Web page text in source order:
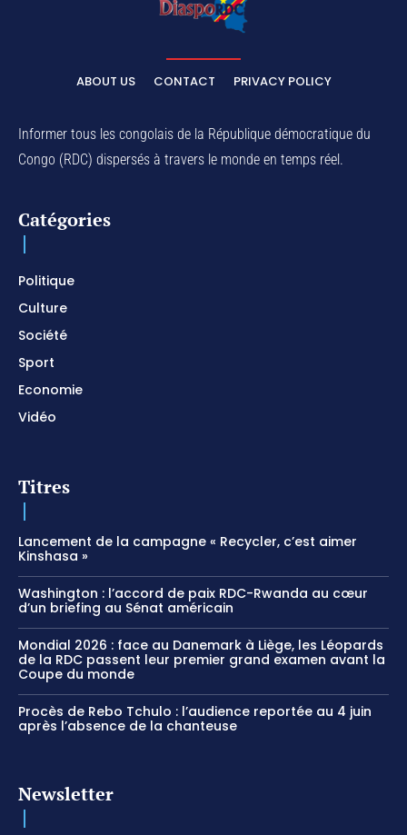
1H d'Adoration / Instrumental
Na Belema Na Yo / Instrumental
Worship Instrumental
01:17:32
Instrumental / Prayer and Devotional /
Piano pour prier
01:22:49
I SURRENDER / Soaking Worship
ABOUT US CONTACT PRIVACY POLICY
Informer tous les congolais de la République démocratique du
Congo (RDC) dispersés à travers le monde en temps réel.
Catégories
Politique
Culture
Société
Sport
Economie
Vidéo
Titres
Lancement de la campagne « Recycler, c’est aimer
Kinshasa »
Washington : l’accord de paix RDC-Rwanda au cœur
d’un briefing au Sénat américain
Mondial 2026 : face au Danemark à Liège, les Léopards
de la RDC passent leur premier grand examen avant la
Coupe du monde
Procès de Rebo Tchulo : l’audience reportée au 4 juin
après l’absence de la chanteuse
Newsletter